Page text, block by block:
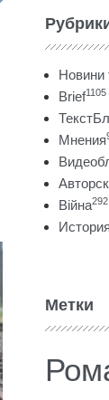
Новини
Brief1105
Мнения
Війна292
История
Метки